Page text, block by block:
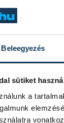
Beleegyezés
sütiket
a
szabadtéri
várja az
A részletes